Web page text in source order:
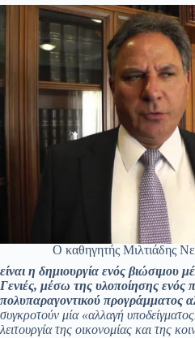
Ο καθηγητής Μιλτιάδης
είναι η δημιουργία ενός βιώσιμου
Γενιές, μέσω της υλοποίησης ενός
πολυπαραγοντικού προγράμματος
συγκροτούν μία «αλλαγή
λειτουργία της οικονομίας και της